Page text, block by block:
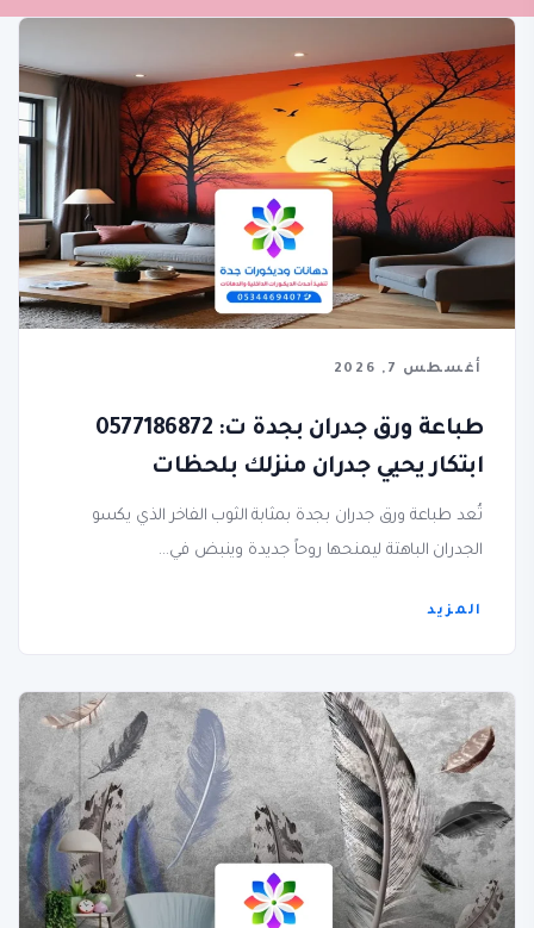
أغسطس 7, 2026
طباعة ورق جدران بجدة ت: 0577186872
ابتكار يحيي جدران منزلك بلحظات
تُعد طباعة ورق جدران بجدة بمثابة الثوب الفاخر الذي يكسو
الجدران الباهتة ليمنحها روحاً جديدة وينبض في...
المزيد